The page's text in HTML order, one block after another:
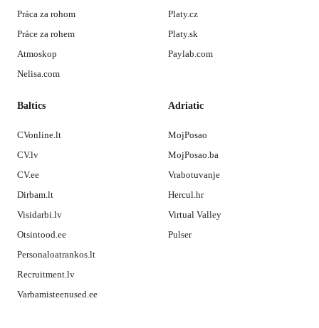
Práca za rohom
Práce za rohem
Atmoskop
Nelisa.com
Platy.cz
Platy.sk
Paylab.com
Baltics
CVonline.lt
CV.lv
CV.ee
Dirbam.lt
Visidarbi.lv
Otsintood.ee
Personaloatrankos.lt
Recruitment.lv
Varbamisteenused.ee
Adriatic
MojPosao
MojPosao.ba
Vrabotuvanje
Hercul.hr
Virtual Valley
Pulser